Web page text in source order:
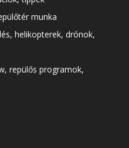
munka
helikopterek, drónok,
repülős programok,